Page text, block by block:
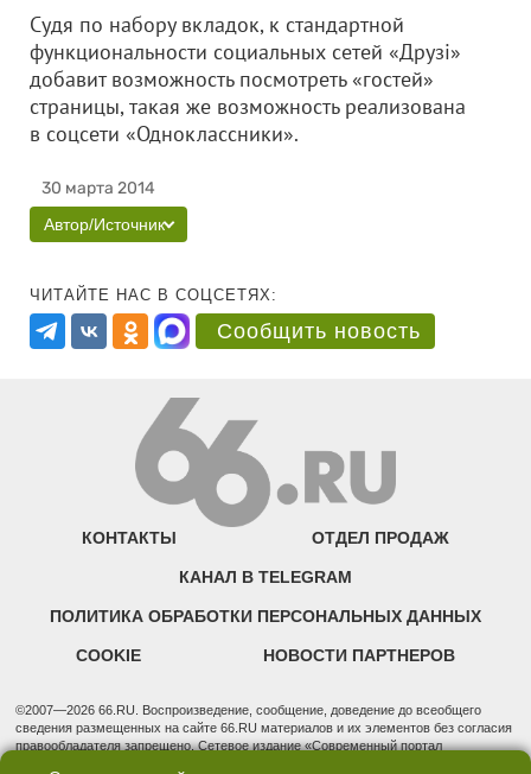
Судя по набору вкладок, к стандартной
функциональности социальных сетей «Друзi»
добавит возможность посмотреть «гостей»
страницы, такая же возможность реализована
в соцсети «Одноклассники».
30 марта 2014
Автор/Источник
ЧИТАЙТЕ НАС В СОЦСЕТЯХ:
Сообщить новость
КОНТАКТЫ ОТДЕЛ ПРОДАЖ
КАНАЛ В TELEGRAM
ПОЛИТИКА ОБРАБОТКИ ПЕРСОНАЛЬНЫХ ДАННЫХ
COOKIE НОВОСТИ ПАРТНЕРОВ
©2007—2026 66.RU. Воспроизведение, сообщение, доведение до всеобщего
сведения размещенных на сайте 66.RU материалов и их элементов без согласия
правообладателя запрещено. Сетевое издание «Современный портал